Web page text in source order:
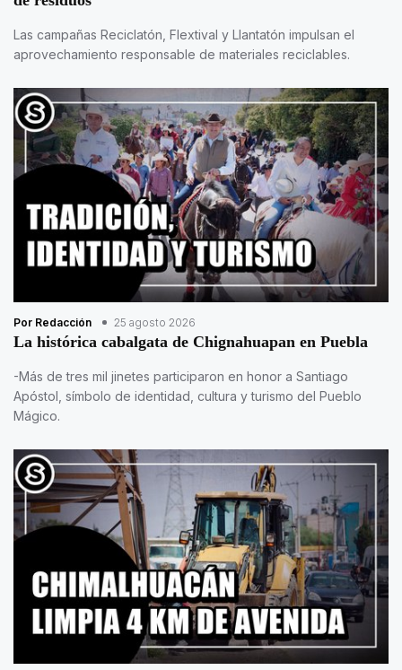
Las campañas Reciclatón, Flextival y Llantatón impulsan el
aprovechamiento responsable de materiales reciclables.
Por Redacción 25 agosto 2026
La histórica cabalgata de Chignahuapan en Puebla
-Más de tres mil jinetes participaron en honor a Santiago
Apóstol, símbolo de identidad, cultura y turismo del Pueblo
Mágico.